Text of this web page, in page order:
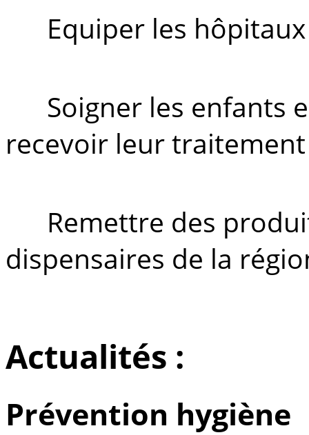
Equiper les
Soigner les enfants
recevoir leur
Remettre des
dispensaires de la
Actualités :
Prévention hygiène